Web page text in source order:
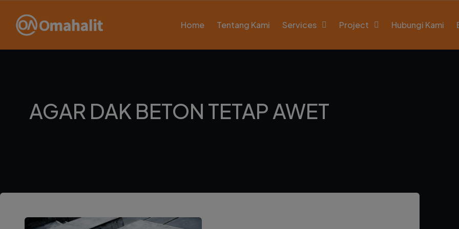
Home Tentang Kami Services Project Hubungi Kami
AGAR DAK BETON TETAP AWET